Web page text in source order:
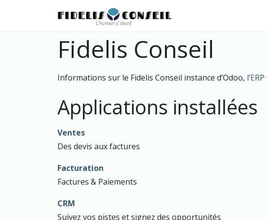
Fidelis Conseil
Informations sur le Fidelis Conseil instance d’Odoo,
Applications installées
Ventes
Des devis aux factures
Facturation
Factures & Paiements
CRM
Suivez vos pistes et signez des opportunités